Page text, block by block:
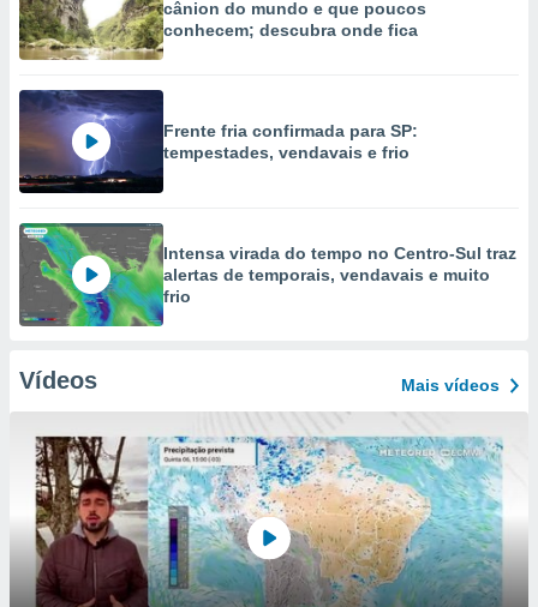
cânion do mundo e que poucos
conhecem; descubra onde fica
Frente fria confirmada para SP:
tempestades, vendavais e frio
Intensa virada do tempo no Centro-Sul traz
alertas de temporais, vendavais e muito
frio
Vídeos Mais vídeos